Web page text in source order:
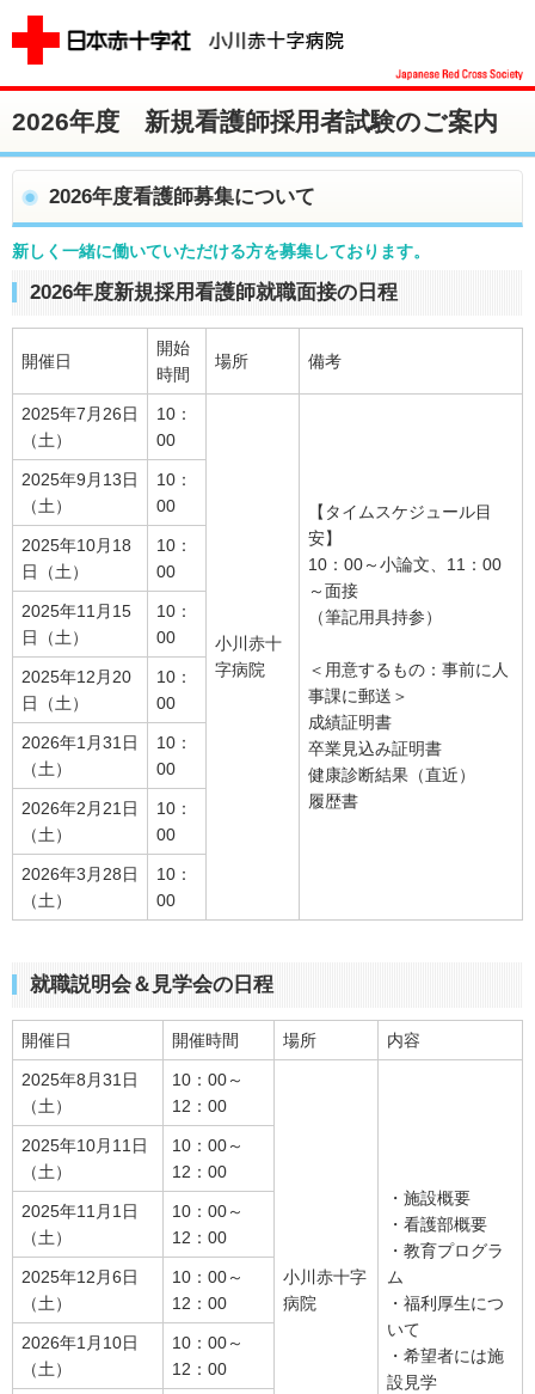
2026年度 新規看護師採用者試験のご案内
2026年度看護師募集について
新しく一緒に働いていただける方を募集しております。
2026年度新規採用看護師就職面接の日程
開催日
開始
時間
場所 備考
2025年7月26日
（土）
10：
00
小川赤十
字病院
【タイムスケジュール目
安】
10：00～小論文、11：00
～面接
（筆記用具持参）
＜用意するもの：事前に人
事課に郵送＞
成績証明書
卒業見込み証明書
健康診断結果（直近）
履歴書
2025年9月13日
（土）
10：
00
2025年10月18
日（土）
10：
00
2025年11月15
日（土）
10：
00
2025年12月20
日（土）
10：
00
2026年1月31日
（土）
10：
00
2026年2月21日
（土）
10：
00
2026年3月28日
（土）
10：
00
就職説明会＆見学会の日程
開催日 開催時間 場所 内容
2025年8月31日
（土）
10：00～
12：00
小川赤十字
病院
・施設概要
・看護部概要
・教育プログラ
ム
・福利厚生につ
いて
・希望者には施
設見学
2025年10月11日
（土）
10：00～
12：00
2025年11月1日
（土）
10：00～
12：00
2025年12月6日
（土）
10：00～
12：00
2026年1月10日
（土）
10：00～
12：00